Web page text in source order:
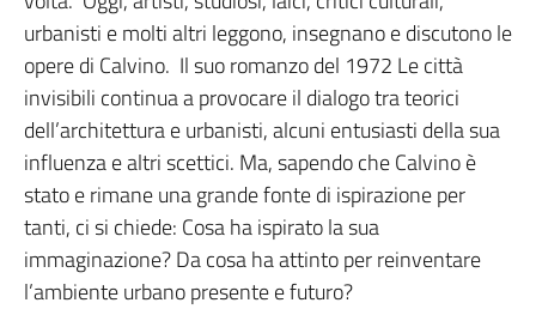
urbanisti e molti altri leggono, insegnano e discutono le
opere di Calvino. Il suo romanzo del 1972 Le città
invisibili continua a provocare il dialogo tra teorici
dell’architettura e urbanisti, alcuni entusiasti della sua
influenza e altri scettici. Ma, sapendo che Calvino è
stato e rimane una grande fonte di ispirazione per
tanti, ci si chiede: Cosa ha ispirato la sua
immaginazione? Da cosa ha attinto per reinventare
l’ambiente urbano presente e futuro?